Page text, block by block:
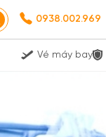
0938.002.969
Vé máy bay